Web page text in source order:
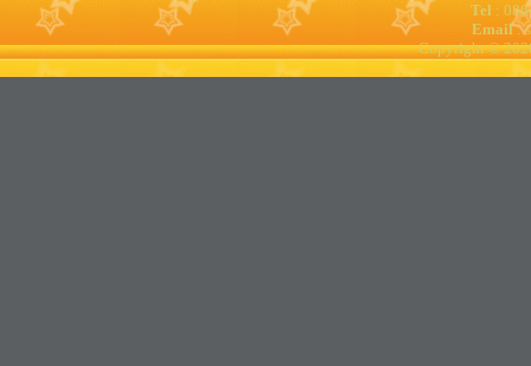
Tel :
Email:
Copyright ©